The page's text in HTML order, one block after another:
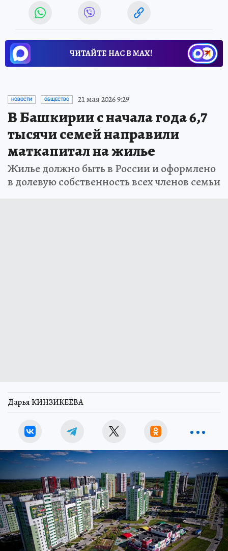
ЧИТАЙТЕ НАС В МАХ!
НОВОСТИ ОБЩЕСТВО 21 мая 2026 9:29
В Башкирии с начала года 6,7
тысячи семей направили
маткапитал на жилье
Жилье должно быть в России и оформлено
в долевую собственность всех членов семьи
Дарья КИНЗИКЕЕВА